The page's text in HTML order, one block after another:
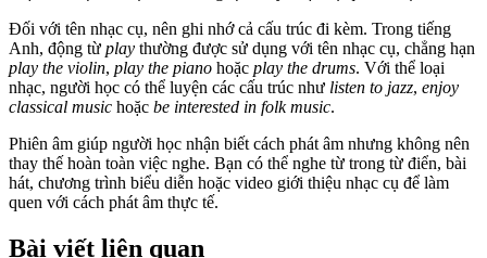
Đối với tên nhạc cụ, nên ghi nhớ cả cấu trúc đi kèm. Trong tiếng
Anh, động từ play thường được sử dụng với tên nhạc cụ, chẳng hạn
play the violin, play the piano hoặc play the drums. Với thể loại
nhạc, người học có thể luyện các cấu trúc như listen to jazz, enjoy
classical music hoặc be interested in folk music.
Phiên âm giúp người học nhận biết cách phát âm nhưng không nên
thay thế hoàn toàn việc nghe. Bạn có thể nghe từ trong từ điển, bài
hát, chương trình biểu diễn hoặc video giới thiệu nhạc cụ để làm
quen với cách phát âm thực tế.
Bài viết liên quan